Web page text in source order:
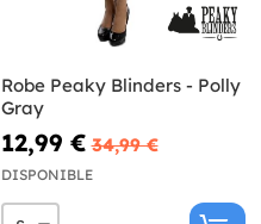
Robe Peaky Blinders - Polly
Gray
12,99 € 34,99 €
DISPONIBLE